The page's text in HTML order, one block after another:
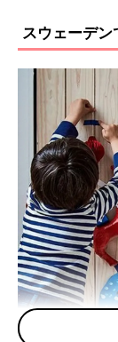
スウェーデ